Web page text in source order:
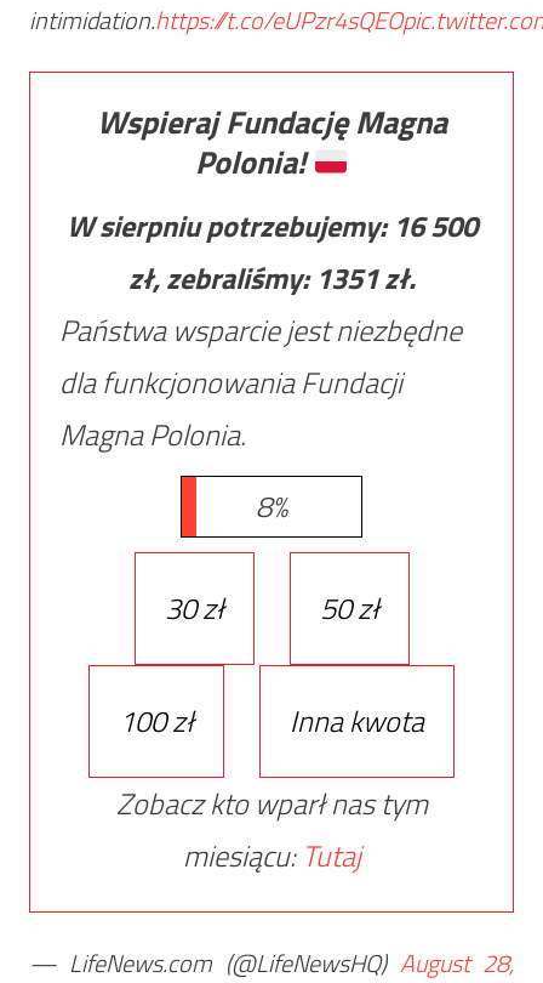
intimidation.https://t.co/eUPzr4sQEO
Wspieraj Fundację Magna
Polonia!
W sierpniu potrzebujemy: 16 500
zł, zebraliśmy: 1351zł.
Państwa wsparcie jest niezbędne
dla funkcjonowania Fundacji
Magna Polonia.
8%
30 zł 50 zł
100 zł
Inna kwota
Zobacz kto wparł nas tym
miesiącu: Tutaj
— LifeNews.com (@LifeNewsHQ) August 28,